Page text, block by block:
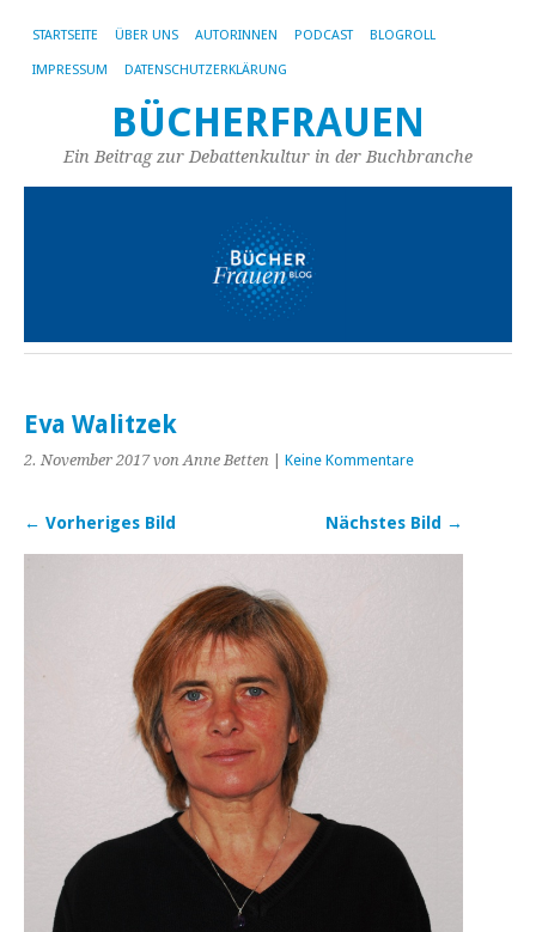
STARTSEITE ÜBER UNS AUTORINNEN PODCAST BLOGROLL
IMPRESSUM DATENSCHUTZERKLÄRUNG
BÜCHERFRAUEN
Ein Beitrag zur Debattenkultur in der Buchbranche
Eva Walitzek
2. November 2017 von Anne Betten | Keine Kommentare
← Vorheriges Bild Nächstes Bild →